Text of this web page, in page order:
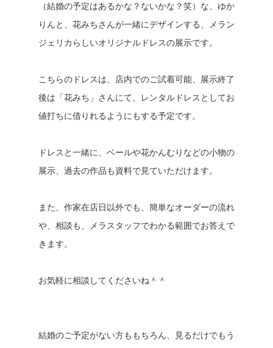
（結婚の予定はあるかな？ないかな？笑）な、ゆか
りんと、花みちさんが一緒にデザインする、メラン
ジェリカらしいオリジナルドレスの展示です。
こちらのドレスは、店内でのご試着可能、展示終了
後は「花みち」さんにて、レンタルドレスとしてお
値打ちに借りれるようにもする予定です。
ドレスと一緒に、ベールや花かんむりなどの小物の
展示、過去の作品も資料で見ていただけます。
また、作家在店日以外でも、簡単なオーダーの流れ
や、相談も、メラスタッフでわかる範囲でお答えで
きます。
お気軽に相談してくださいね＾＾
結婚のご予定がない方ももちろん、見るだけでもう